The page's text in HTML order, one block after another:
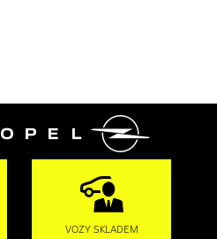

VOZY SKLADEM